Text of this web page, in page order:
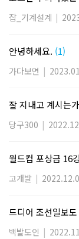
잡_기계설계 |
안녕하세요. (1)
가다보면 |
잘 지내고 계시는
당구300 |
월드컵 포상금 16
고개발 |
드디어 조선일보
백발도인 |